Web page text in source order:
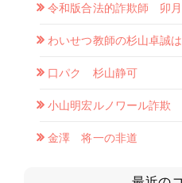
令和版合法的詐欺師 卯月
わいせつ教師の杉山卓誠
口パク 杉山静可
小山明宏ルノワール詐欺
金澤 将一の非道